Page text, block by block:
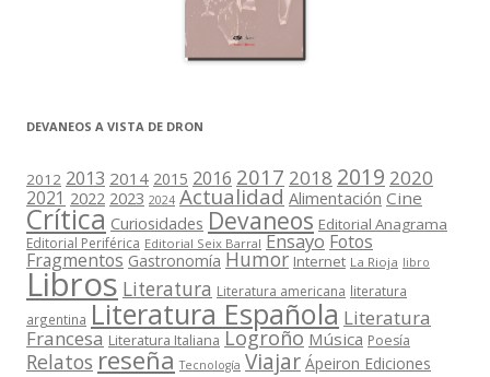
DEVANEOS A VISTA DE DRON
2012 2013 2014 2015 2016 2017 2018 2019 2020
2021 2022 2023 2024 Actualidad Alimentación Cine
Crítica Curiosidades Devaneos Editorial Anagrama
Editorial Periférica Editorial Seix Barral Ensayo Fotos
Fragmentos Gastronomía Humor Internet La Rioja libro
Libros Literatura Literatura americana literatura
argentina Literatura Española Literatura
Francesa Literatura Italiana Logroño Música Poesía
Relatos reseña Tecnología Viajar Ápeiron Ediciones